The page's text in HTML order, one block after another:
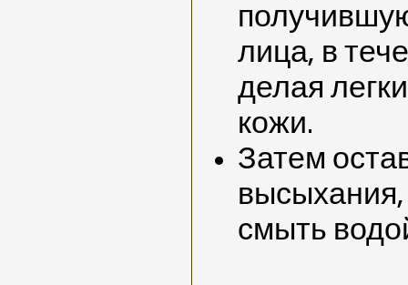
лица, в
делая
кожи.
Затем
высыхания,
смыть